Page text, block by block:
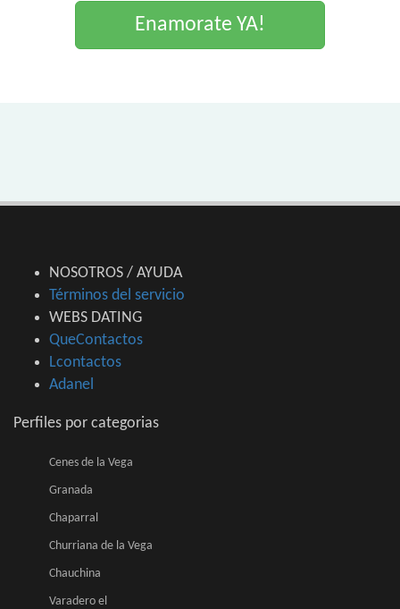
Enamorate YA!
NOSOTROS / AYUDA
Términos del servicio
WEBS DATING
QueContactos
Lcontactos
Adanel
Perfiles por categorias
Cenes de la Vega
Granada
Chaparral
Churriana de la Vega
Chauchina
Varadero el